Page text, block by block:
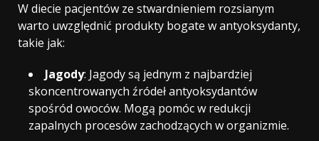
W diecie pacjentów ze stwardnieniem rozsianym
warto uwzględnić produkty bogate w antyoksydanty,
takie jak:
Jagody: Jagody są jednym z najbardziej
skoncentrowanych źródeł antyoksydantów
spośród owoców. Mogą pomóc w redukcji
zapalnych procesów zachodzących w organizmie.